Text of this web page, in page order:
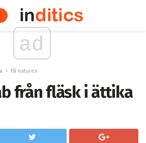
ad
På naturen
från fläsk i ättika